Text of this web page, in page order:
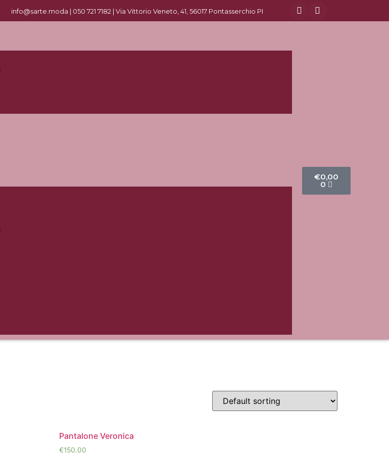
info@sarte.moda | 050 721 7182| Via Vittorio Veneto, 41, 56017 Pontasserchio PI
€0,00
0
Pantalone Veronica
€150,00